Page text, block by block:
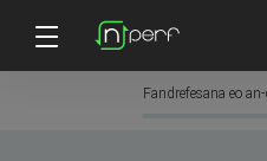
Fandrefesana eo